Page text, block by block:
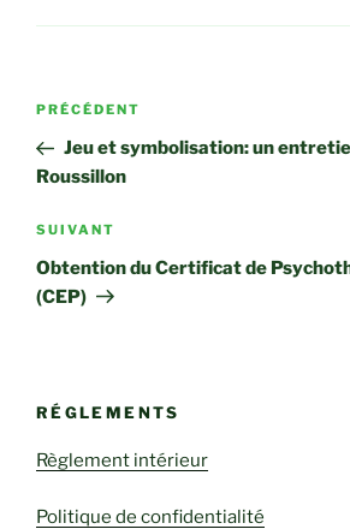
Navigation
l’article
Article
précédent
PRÉCÉDENT
Jeu et symbolisation: un
Roussillon
Article
suivant
SUIVANT
Obtention du Certificat de
(CEP)
RÉGLEMENTS
Règlement intérieur
Politique de confidentialité